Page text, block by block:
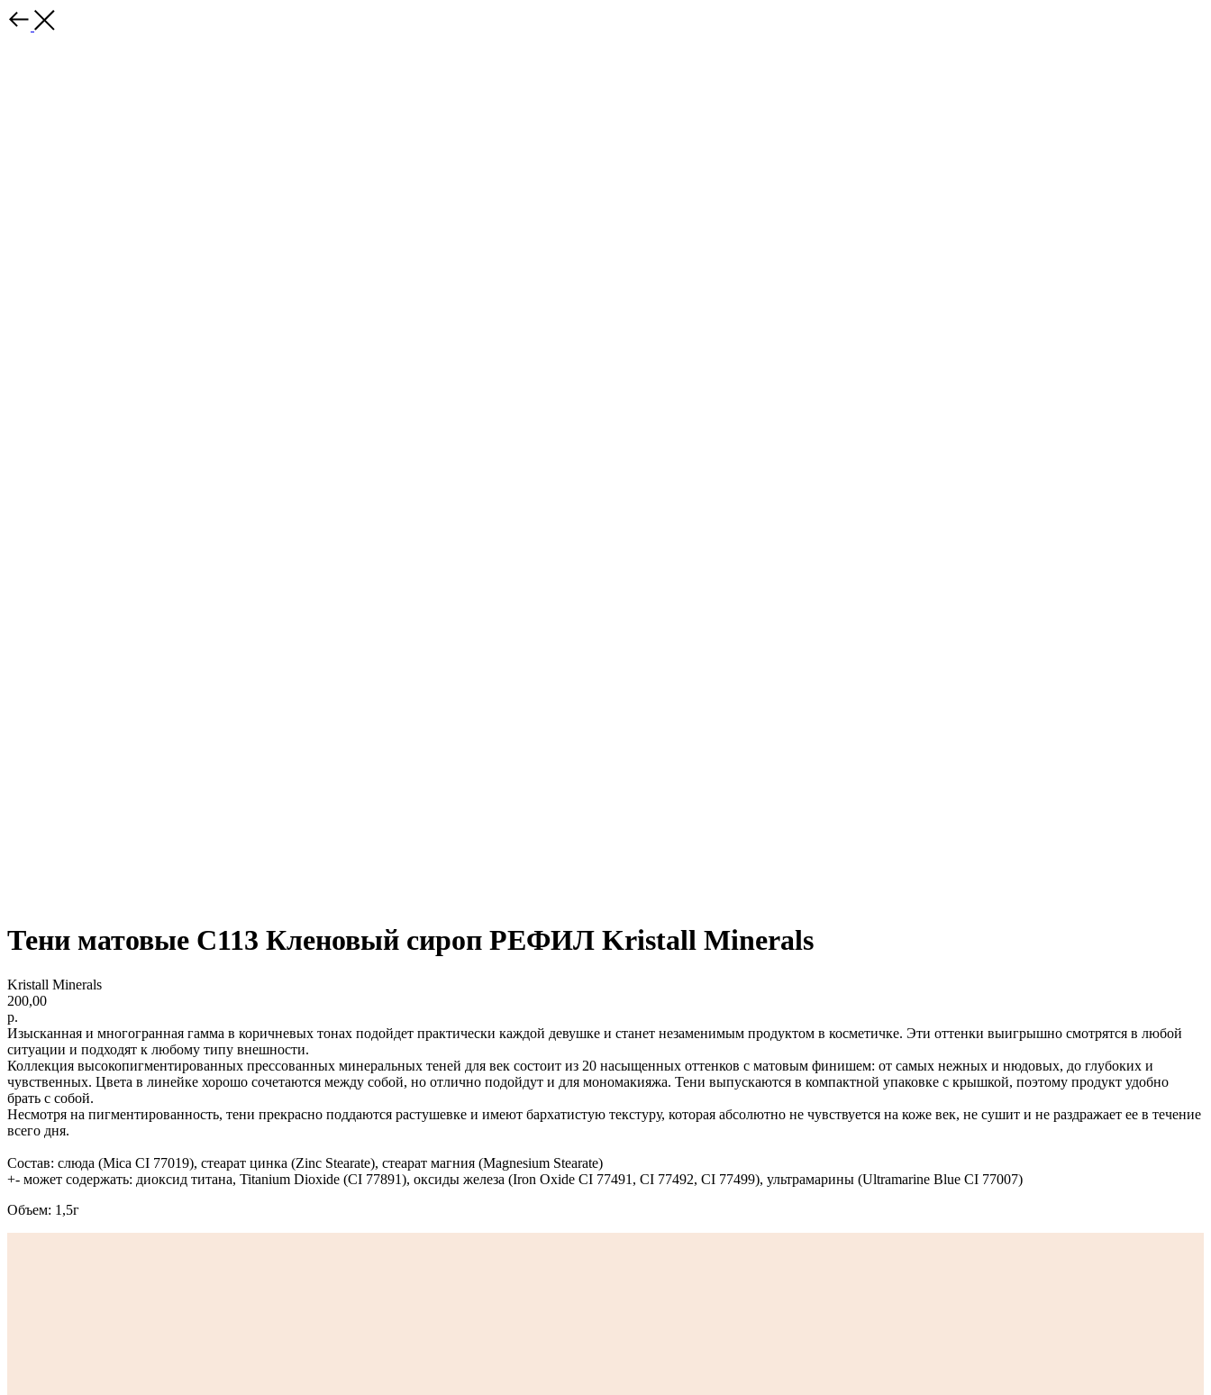
Тени матовые С113 Кленовый сироп РЕФИЛ Kristall Minerals
Kristall Minerals
200,00
р.
Изысканная и многогранная гамма в коричневых тонах подойдет практически каждой девушке и станет незаменимым продуктом в косметичке. Эти оттенки выигрышно смотрятся в любой
ситуации и подходят к любому типу внешности.
Коллекция высокопигментированных прессованных минеральных теней для век состоит из 20 насыщенных оттенков с матовым финишем: от самых нежных и нюдовых, до глубоких и
чувственных. Цвета в линейке хорошо сочетаются между собой, но отлично подойдут и для мономакияжа. Тени выпускаются в компактной упаковке с крышкой, поэтому продукт удобно
брать с собой.
Несмотря на пигментированность, тени прекрасно поддаются растушевке и имеют бархатистую текстуру, которая абсолютно не чувствуется на коже век, не сушит и не раздражает ее в течение
всего дня.
Состав: слюда (Mica CI 77019), стеарат цинка (Zinc Stearate), стеарат магния (Magnesium Stearate)
+- может содержать: диоксид титана, Titanium Dioxide (CI 77891), оксиды железа (Iron Oxide CI 77491, CI 77492, CI 77499), ультрамарины (Ultramarine Blue CI 77007)
Объем: 1,5г